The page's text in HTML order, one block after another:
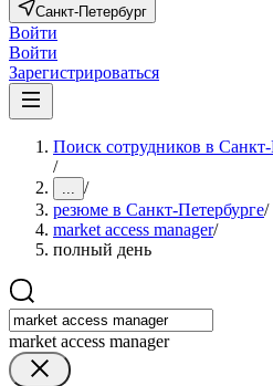
Санкт-Петербург
Войти
Войти
Зарегистрироваться
Поиск сотрудников в Санкт-
/
... /
резюме в Санкт-Петербурге/
market access manager/
полный день
market access manager